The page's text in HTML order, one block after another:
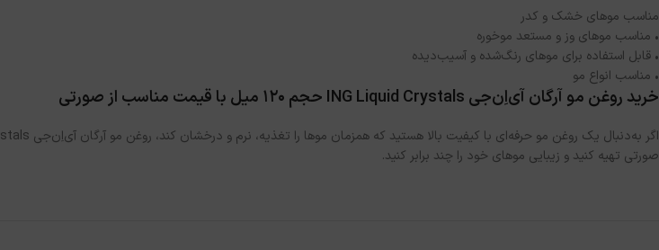
مناسب موهای خشک و کدر
• مناسب موهای وز و مستعد موخوره
• قابل استفاده برای موهای رنگ‌شده و آسیب‌دیده
• مناسب انواع مو
خرید روغن مو آرگان آی‌اِن‌جی ING Liquid Crystals حجم 120 میل با قیمت مناسب از صورتی
صورتی تهیه کنید و زیبایی موهای خود را چند برابر کنید.